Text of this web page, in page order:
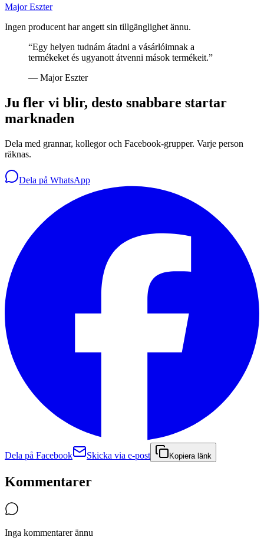
Major Eszter
Ingen producent har angett sin tillgänglighet ännu.
“Egy helyen tudnám átadni a vásárlóimnak a
termékeket és ugyanott átvenni mások termékeit.”
— Major Eszter
Ju fler vi blir, desto snabbare startar
marknaden
Dela med grannar, kollegor och Facebook-grupper. Varje person
räknas.
Dela på WhatsApp
Dela på Facebook Skicka via e-post Kopiera länk
Kommentarer
Inga kommentarer ännu